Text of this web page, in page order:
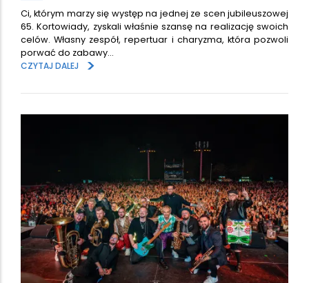
Ci, którym marzy się występ na jednej ze scen jubileuszowej
65. Kortowiady, zyskali właśnie szansę na realizację swoich
celów. Własny zespół, repertuar i charyzma, która pozwoli
porwać do zabawy…
CZYTAJ DALEJ
>